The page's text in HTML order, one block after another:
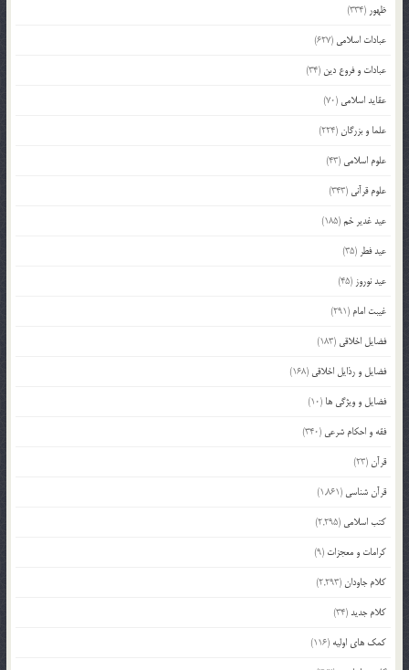
ظهور (334)
عبادات اسلامی (627)
عبادات و فروع دین (34)
عقاید اسلامی (70)
علما و بزرگان(224)
علوم اسلامی (43)
علوم قرآنی (343)
عید غدیر خم(185)
عید فطر (35)
عید نوروز (45)
غیبت امام (291)
فضایل اخلاقی (183)
فضایل و رذایل اخلاقی (168)
فضایل و ویژگی ها (10)
فقه و احکام شرعی (340)
قرآن(23)
قرآن شناسی (1,861)
کتب اسلامی (2,295)
کرامات و معجزات (9)
کلام جاودان(2,293)
کلام جدید(34)
کمک های اولیه (116)